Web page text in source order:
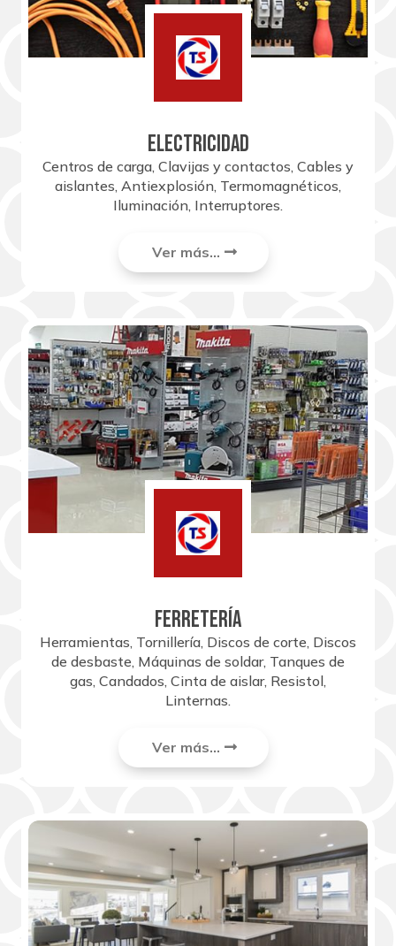
ELECTRICIDAD
Centros de carga, Clavijas y contactos, Cables y
aislantes, Antiexplosión, Termomagnéticos,
Iluminación, Interruptores.
Ver más...
FERRETERÍA
Herramientas, Tornillería, Discos de corte, Discos
de desbaste, Máquinas de soldar, Tanques de
gas, Candados, Cinta de aislar, Resistol,
Linternas.
Ver más...